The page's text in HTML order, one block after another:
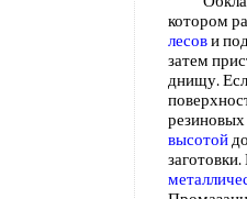
котором
лесови
затем
днищу.
резиновых
высотой